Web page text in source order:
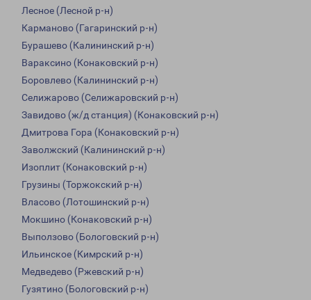
Лесное (Лесной р-н)
Карманово (Гагаринский р-н)
Бурашево (Калининский р-н)
Вараксино (Конаковский р-н)
Боровлево (Калининский р-н)
Селижарово (Селижаровский р-н)
Завидово (ж/д станция) (Конаковский р-н)
Дмитрова Гора (Конаковский р-н)
Заволжский (Калининский р-н)
Изоплит (Конаковский р-н)
Грузины (Торжокский р-н)
Власово (Лотошинский р-н)
Мокшино (Конаковский р-н)
Выползово (Бологовский р-н)
Ильинское (Кимрский р-н)
Медведево (Ржевский р-н)
Гузятино (Бологовский р-н)